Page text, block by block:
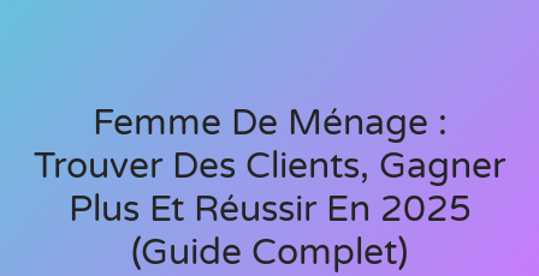
Femme De Ménage :
Trouver Des Clients, Gagner
Plus Et Réussir En 2025
(Guide Complet)